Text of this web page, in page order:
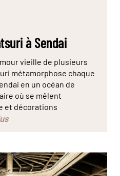
à Sendai
vieille de plusieurs
métamorphose chaque
en un océan de
où se mêlent
et décorations
de l'ancienne piste
grimper les 5 étages ! ©